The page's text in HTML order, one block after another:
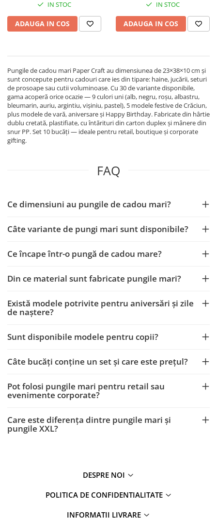
IN STOC
ADAUGA IN COS
IN STOC
ADAUGA IN COS
Pungile de cadou mari Paper Craft au dimensiunea de 23×38×10 cm și
sunt concepute pentru cadouri care ies din tipare: haine, jucării, seturi
de prosoape sau cutii voluminoase. Cu 30 de variante disponibile,
gama acoperă orice ocazie — 9 culori uni (alb, negru, roșu, albastru,
bleumarin, auriu, argintiu, vișiniu, pastel), 5 modele festive de Crăciun,
plus modele de vară, aniversare și Happy Birthday. Fabricate din hârtie
dublu cretată, plastifiate, cu întărituri din carton duplex și mânere din
snur PP. Set 10 bucăți — ideale pentru retail, boutique și corporate
gifting.
FAQ
Ce dimensiuni au pungile de cadou mari?
Câte variante de pungi mari sunt disponibile?
Ce încape într-o pungă de cadou mare?
Din ce material sunt fabricate pungile mari?
Există modele potrivite pentru aniversări și zile
de naștere?
Sunt disponibile modele pentru copii?
Câte bucăți conține un set și care este prețul?
Pot folosi pungile mari pentru retail sau
evenimente corporate?
Care este diferența dintre pungile mari și
pungile XXL?
DESPRE NOI
POLITICA DE CONFIDENTIALITATE
INFORMATII LIVRARE